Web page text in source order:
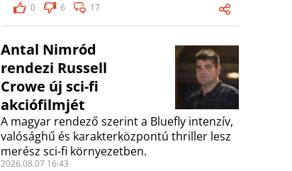
0
6 17
Antal Nimród
rendezi Russell
Crowe új sci-fi
akciófilmjét
A magyar rendező szerint a Bluefly intenzív,
valósághű és karakterközpontú thriller lesz
merész sci-fi környezetben.
2026.08.07 16:43